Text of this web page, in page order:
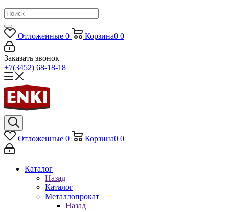
Отложенные 0 Корзина0 0
Заказать звонок
+7(3452) 68-18-18
Отложенные 0 Корзина0 0
Каталог
Назад
Каталог
Металлопрокат
Назад